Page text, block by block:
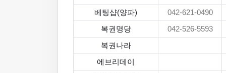
베팅샵(양파) 042-621-0490
복권명당 042-526-5593
복권나라
에브리데이